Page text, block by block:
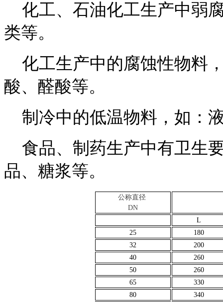
化工、石油化工生产中弱
类等。
化工生产中的腐蚀性物料
酸、醛酸等。
制冷中的低温物料，如：
食品、制药生产中有卫生
品、糖浆等。
公称直径
DN
L
25
180
32
200
40
260
50
260
65
330
80
340